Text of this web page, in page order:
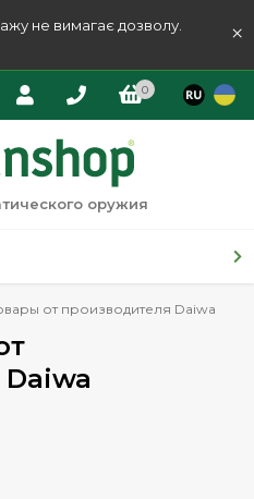
не вимагає дозволу.
×
0
оружия
от производителя Daiwa